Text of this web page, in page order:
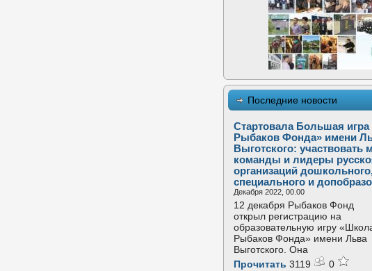
Последние новости
Стартовала Большая
Рыбаков Фонда» имени
Выготского: участвовать
команды и лидеры
организаций
специального и
Декабря 2022, 00.00
12 декабря Рыбаков Фонд
открыл регистрацию на
образовательную игру
Рыбаков Фонда» имени Льва
Выготского. Она
Прочитать 3119
0